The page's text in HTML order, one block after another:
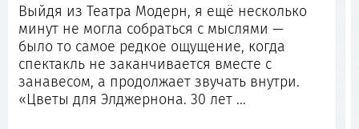
Сегодня посетила Фантастический театр
"Модерн". Как часто проезжала мимо, и всё
мечтала туда попасть. И о Свершилось Чудо,
в заснеженный январский вечер я
посетила этот Красивейший театр и
насладилась просмотром ...